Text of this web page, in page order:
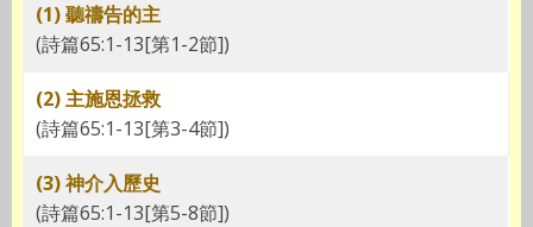
(1) 聽禱告的主
(詩篇65:1-13[第1-2節])
(2) 主施恩拯救
(詩篇65:1-13[第3-4節])
(3) 神介入歷史
(詩篇65:1-13[第5-8節])